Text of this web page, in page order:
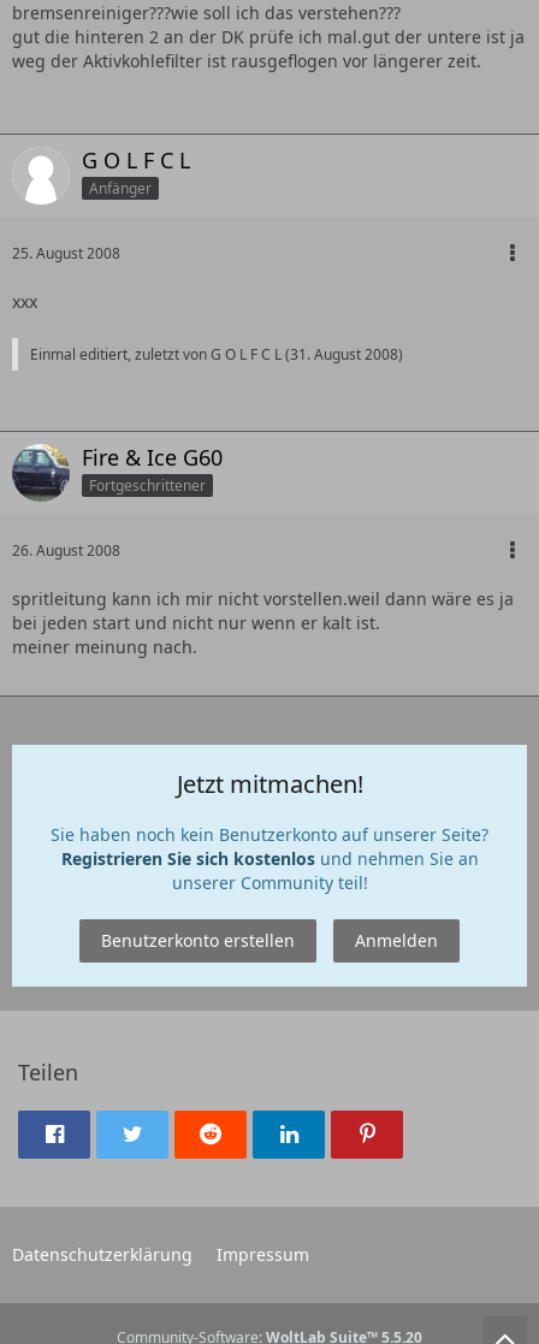
bremsenreiniger???wie soll ich das verstehen???
gut die hinteren 2 an der DK prüfe ich mal.gut der untere ist ja
weg der Aktivkohlefilter ist rausgeflogen vor längerer zeit.
G O L F C L
Anfänger
25. August 2008
xxx
Einmal editiert, zuletzt von G O L F C L (31. August 2008)
Fire & Ice G60
Fortgeschrittener
26. August 2008
spritleitung kann ich mir nicht vorstellen.weil dann wäre es ja
bei jeden start und nicht nur wenn er kalt ist.
meiner meinung nach.
Jetzt mitmachen!
Sie haben noch kein Benutzerkonto auf unserer Seite?
Registrieren Sie sich kostenlosund nehmen Sie an
unserer Community teil!
Benutzerkonto erstellen Anmelden
Teilen
Datenschutzerklärung Impressum
Community-Software: WoltLab Suite™ 5.5.20